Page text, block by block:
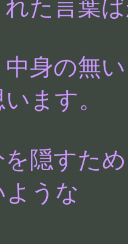
た言葉
身の無
ます。
隠すた
うな